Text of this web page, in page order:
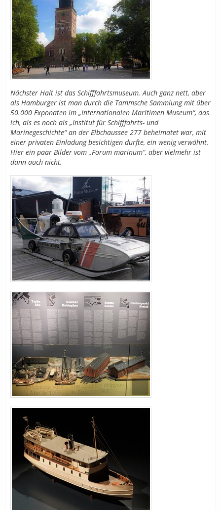
Nächster Halt ist das Schifffahrtsmuseum. Auch ganz nett, aber
als Hamburger ist man durch die Tammsche Sammlung mit über
50.000 Exponaten im „Internationalen Maritimen Museum“, das
ich, als es noch als „Institut für Schifffahrts- und
Marinegeschichte“ an der Elbchaussee 277 beheimatet war, mit
einer privaten Einladung besichtigen durfte, ein wenig verwöhnt.
Hier ein paar Bilder vom „Forum marinum“, aber vielmehr ist
dann auch nicht.